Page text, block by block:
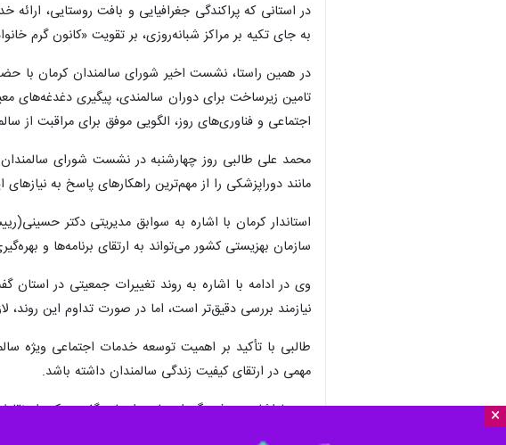
×
در استانی که پراکندگی جغرافیایی و بافت روستایی،
به جای تکیه بر مراکز شبانه‌روزی، بر تقویت «کانون گرم
در همین راستا، نشست اخیر شورای سالمندان کرمان با
تامین زیرساخت‌ برای دوران سالمندی، پیگیری دغدغه‌های
اجتماعی و فناوری‌های روز، الگویی موفق برای مراقبت از
محمد علی طالبی روز چهارشنبه در نشست شورای سالمندان
مانند دوراپزشکی را از مهم‌ترین راهکارهای پاسخ به
استاندار کرمان با اشاره به سوابق مدیریتی دکتر
سازمان بهزیستی کشور می‌تواند به ارتقای برنامه‌ها و
وی در ادامه با اشاره به روند تغییرات جمعیتی در
نیازمند بررسی دقیق‌تر است، اما در صورت تداوم این
طالبی با تأکید بر اهمیت توسعه خدمات اجتماعی ویژه
مهمی در ارتقای کیفیت زندگی سالمندان داشته باشد.
وی با اشاره به فرهنگ اجتماعی استان گفت: یکی از